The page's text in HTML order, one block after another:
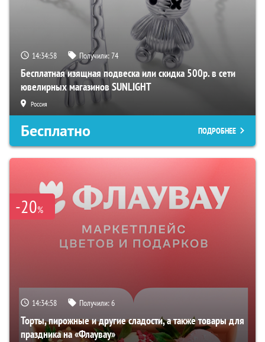
14:34:57 Получили:74
Бесплатная изящная подвеска или скидка 500р. в сети
ювелирных магазинов SUNLIGHT
Россия
Бесплатно ПОДРОБНЕЕ
-20%
14:34:57 Получили:6
Торты, пирожные и другие сладости, а также товары для
праздника на «Флаувау»